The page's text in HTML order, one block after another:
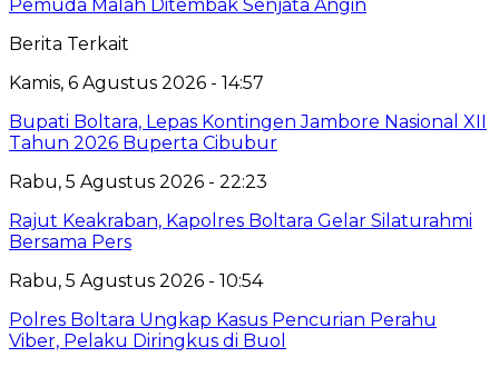
Pemuda Malah Ditembak Senjata Angin
Berita Terkait
Kamis, 6 Agustus 2026 - 14:57
Bupati Boltara, Lepas Kontingen Jambore Nasional XII
Tahun 2026 Buperta Cibubur
Rabu, 5 Agustus 2026 - 22:23
Rajut Keakraban, Kapolres Boltara Gelar Silaturahmi
Bersama Pers
Rabu, 5 Agustus 2026 - 10:54
Polres Boltara Ungkap Kasus Pencurian Perahu
Viber, Pelaku Diringkus di Buol